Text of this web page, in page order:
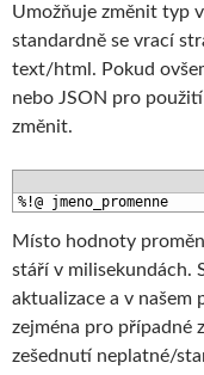
Umožňuje změnit typ
standardně se vrací
text/html. Pokud
nebo JSON pro
změnit.
%!@ jmeno_promenne
Místo hodnoty
stáří v milisekundách.
aktualizace a v našem
zejména pro případné
zešednutí neplatné/